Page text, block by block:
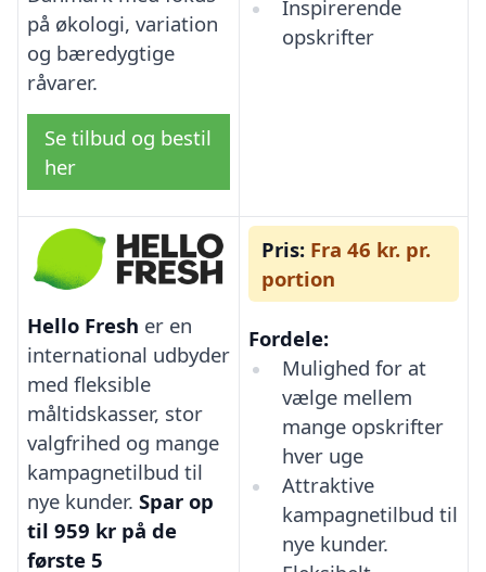
på økologi, variation
og bæredygtige
råvarer.
Se tilbud og bestil
her
Inspirerende
opskrifter
Hello Fresh er en
international udbyder
med fleksible
måltidskasser, stor
valgfrihed og mange
kampagnetilbud til
nye kunder. Spar op
til 959 kr på de
første 5
Pris: Fra 46 kr. pr.
portion
Fordele:
Mulighed for at
vælge mellem
mange opskrifter
hver uge
Attraktive
kampagnetilbud til
nye kunder.